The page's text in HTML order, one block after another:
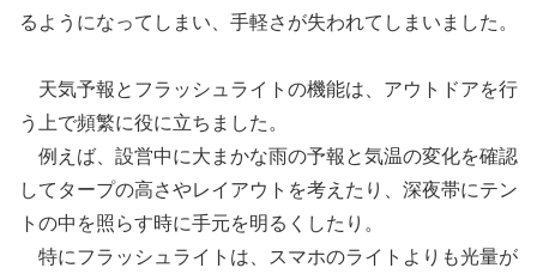
るようになってしまい、手軽さが失われてしまいました。
天気予報とフラッシュライトの機能は、アウトドアを行
う上で頻繁に役に立ちました。
例えば、設営中に大まかな雨の予報と気温の変化を確認
してタープの高さやレイアウトを考えたり、深夜帯にテン
トの中を照らす時に手元を明るくしたり。
特にフラッシュライトは、スマホのライトよりも光量が